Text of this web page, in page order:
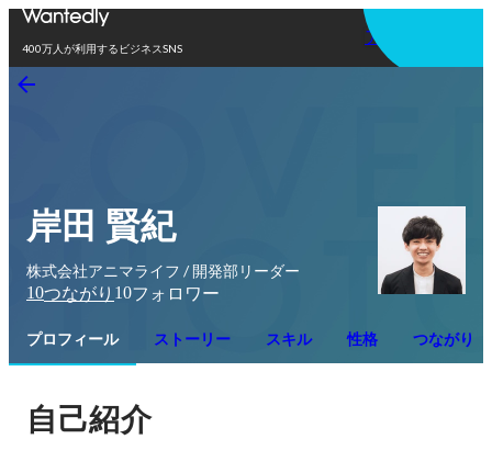
400万人が利用するビジネスSNS
アプリを使う
岸田 賢紀
株式会社アニマライフ / 開発部リーダー
10つながり 10フォロワー
プロフィール ストーリー スキル 性格 つながり
自己紹介